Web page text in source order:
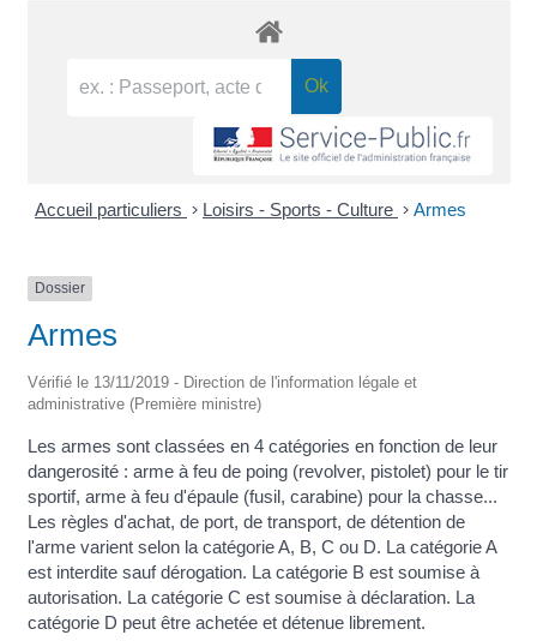
Accueil particuliers > Loisirs - Sports - Culture > Armes
Dossier
Armes
Vérifié le 13/11/2019 - Direction de l'information légale et
administrative (Première ministre)
Les armes sont classées en 4 catégories en fonction de leur
dangerosité : arme à feu de poing (revolver, pistolet) pour le tir
sportif, arme à feu d'épaule (fusil, carabine) pour la chasse...
Les règles d'achat, de port, de transport, de détention de
l'arme varient selon la catégorie A, B, C ou D. La catégorie A
est interdite sauf dérogation. La catégorie B est soumise à
autorisation. La catégorie C est soumise à déclaration. La
catégorie D peut être achetée et détenue librement.